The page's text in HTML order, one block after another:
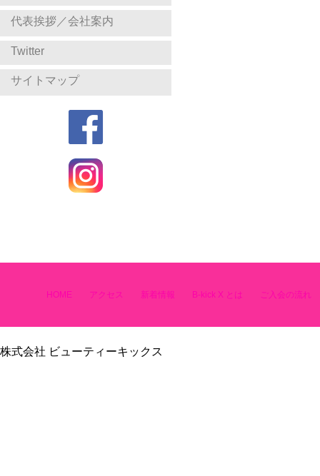
代表挨拶／会社案内
Twitter
サイトマップ
HOME アクセス 新着情報 B-kick X とは ご入会の流れ
株式会社 ビューティーキックス